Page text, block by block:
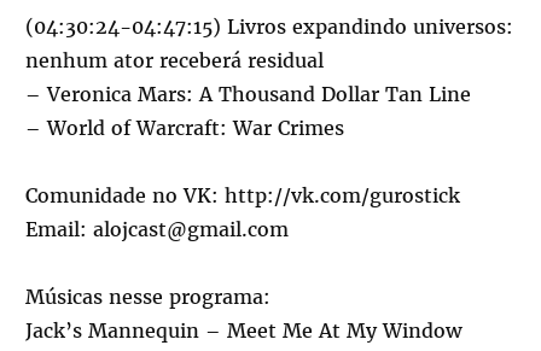
(04:30:24-04:47:15) Livros expandindo universos:
nenhum ator receberá residual
– Veronica Mars: A Thousand Dollar Tan Line
– World of Warcraft: War Crimes
Comunidade no VK: http://vk.com/gurostick
Email: alojcast@gmail.com
Músicas nesse programa:
Jack’s Mannequin – Meet Me At My Window